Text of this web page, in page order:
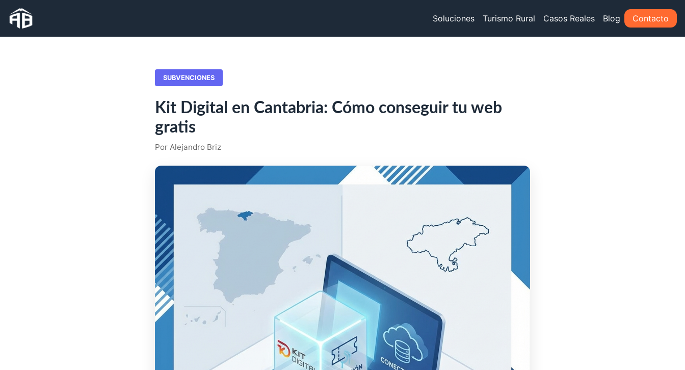
Soluciones Turismo Rural Casos Reales Blog Contacto
SUBVENCIONES
Kit Digital en Cantabria: Cómo conseguir tu web
gratis
Por Alejandro Briz